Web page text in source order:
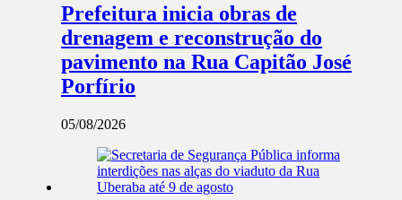
Prefeitura inicia obras de
drenagem e reconstrução do
pavimento na Rua Capitão José
Porfírio
05/08/2026